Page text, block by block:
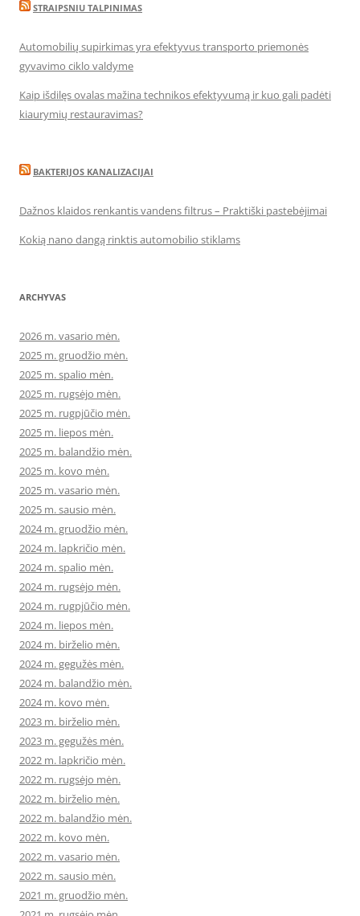
STRAIPSNIU TALPINIMAS
Automobilių supirkimas yra efektyvus transporto priemonės
gyvavimo ciklo valdyme
Kaip išdilęs ovalas mažina technikos efektyvumą ir kuo gali padėti
kiaurymių restauravimas?
BAKTERIJOS KANALIZACIJAI
Dažnos klaidos renkantis vandens filtrus – Praktiški pastebėjimai
Kokią nano dangą rinktis automobilio stiklams
ARCHYVAS
2026 m. vasario mėn.
2025 m. gruodžio mėn.
2025 m. spalio mėn.
2025 m. rugsėjo mėn.
2025 m. rugpjūčio mėn.
2025 m. liepos mėn.
2025 m. balandžio mėn.
2025 m. kovo mėn.
2025 m. vasario mėn.
2025 m. sausio mėn.
2024 m. gruodžio mėn.
2024 m. lapkričio mėn.
2024 m. spalio mėn.
2024 m. rugsėjo mėn.
2024 m. rugpjūčio mėn.
2024 m. liepos mėn.
2024 m. birželio mėn.
2024 m. gegužės mėn.
2024 m. balandžio mėn.
2024 m. kovo mėn.
2023 m. birželio mėn.
2023 m. gegužės mėn.
2022 m. lapkričio mėn.
2022 m. rugsėjo mėn.
2022 m. birželio mėn.
2022 m. balandžio mėn.
2022 m. kovo mėn.
2022 m. vasario mėn.
2022 m. sausio mėn.
2021 m. gruodžio mėn.